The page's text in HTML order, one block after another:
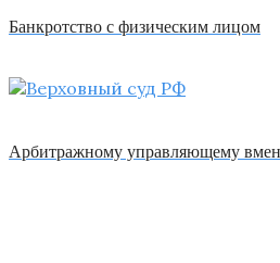
Банкротство с физическим лицом
Арбитражному управляющему